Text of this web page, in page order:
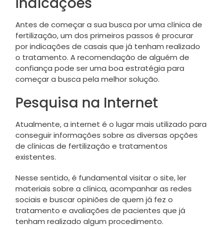
Antes de começar a sua busca por uma clínica de
fertilização, um dos primeiros passos é procurar
por indicações de casais que já tenham realizado
o tratamento. A recomendação de alguém de
confiança pode ser uma boa estratégia para
começar a busca pela melhor solução.
Pesquisa na Internet
Atualmente, a internet é o lugar mais utilizado para
conseguir informações sobre as diversas opções
de clínicas de fertilização e tratamentos
existentes.
Nesse sentido, é fundamental visitar o site, ler
materiais sobre a clínica, acompanhar as redes
sociais e buscar opiniões de quem já fez o
tratamento e avaliações de pacientes que já
tenham realizado algum procedimento.